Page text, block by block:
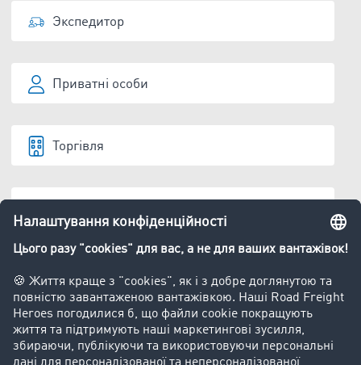
Экспедитор
Приватні особи
Торгівля
Утилізація